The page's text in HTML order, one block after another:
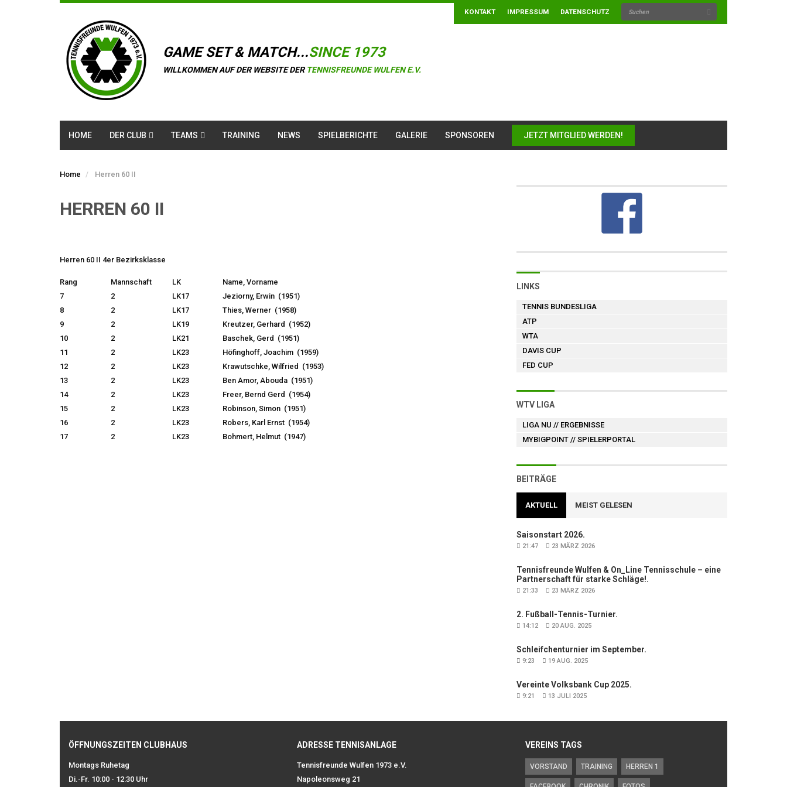
KONTAKT IMPRESSUM DATENSCHUTZ
GAME SET & MATCH...SINCE 1973
WILLKOMMEN AUF DER WEBSITE DER TENNISFREUNDE WULFEN E.V.
HOME DER CLUB TEAMS TRAINING NEWS SPIELBERICHTE GALERIE SPONSOREN JETZT MITGLIED WERDEN!
Home Herren 60 II
HERREN 60 II
Herren 60 II 4er Bezirksklasse
Rang Mannschaft LK
Name, Vorname
7
2 LK17
Jeziorny, Erwin (1951)
8
2 LK17
Thies, Werner (1958)
9
2 LK19
Kreutzer, Gerhard (1952)
10
2 LK21
Baschek, Gerd (1951)
11
2 LK23
Höfinghoff, Joachim (1959)
12
2 LK23
Krawutschke, Wilfried (1953)
13
2 LK23
Ben Amor, Abouda (1951)
14
2 LK23
Freer, Bernd Gerd (1954)
15
2 LK23
Robinson, Simon (1951)
16
2 LK23
Robers, Karl Ernst (1954)
17
2 LK23 Bohmert, Helmut (1947)
LINKS
TENNIS BUNDESLIGA
ATP
WTA
DAVIS CUP
FED CUP
WTV LIGA
LIGA NU // ERGEBNISSE
MYBIGPOINT // SPIELERPORTAL
BEITRÄGE
AKTUELL MEIST GELESEN
Saisonstart 2026.
21:47 23 MÄRZ 2026
Tennisfreunde Wulfen & On_Line Tennisschule – eine
Partnerschaft für starke Schläge!.
21:33 23 MÄRZ 2026
2. Fußball-Tennis-Turnier.
14:12 20 AUG. 2025
Schleifchenturnier im September.
9:23 19 AUG. 2025
Vereinte Volksbank Cup 2025.
9:21 13 JULI 2025
ÖFFNUNGSZEITEN CLUBHAUS
Montags Ruhetag
Di.-Fr. 10:00 - 12:30 Uhr
ADRESSE TENNISANLAGE
Tennisfreunde Wulfen 1973 e.V.
Napoleonsweg 21
VEREINS TAGS
VORSTAND TRAINING HERREN 1